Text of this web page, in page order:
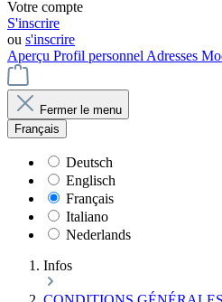
Votre compte
S'inscrire
ou s'inscrire
Aperçu Profil personnel Adresses
Fermer le menu
Français
Deutsch
Englisch
Français
Italiano
Nederlands
Infos